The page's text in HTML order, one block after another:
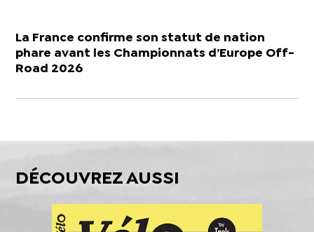
La France confirme son statut de nation
phare avant les Championnats d’Europe Off-
Road 2026
DÉCOUVREZ AUSSI